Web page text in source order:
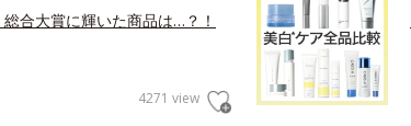
合大賞に輝いた商品は…？！
4271 view